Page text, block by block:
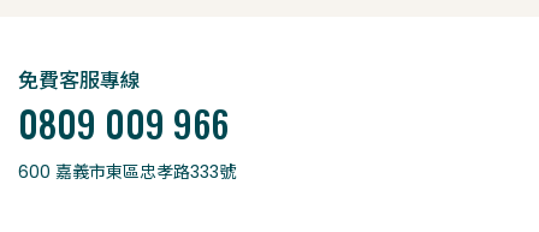
免費客服專線
0809 009 966
600 嘉義市東區忠孝路333號